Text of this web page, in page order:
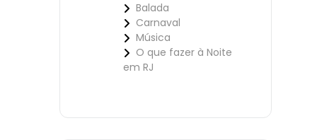
Balada
Carnaval
Música
O que fazer à Noite
em RJ